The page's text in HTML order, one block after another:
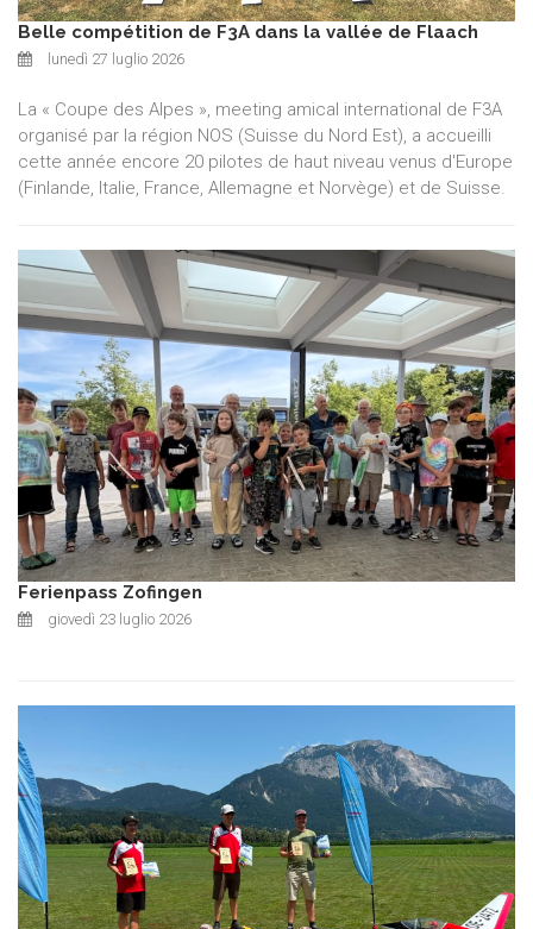
Belle compétition de F3A dans la vallée de Flaach
lunedì 27 luglio 2026
La « Coupe des Alpes », meeting amical international de F3A
organisé par la région NOS (Suisse du Nord Est), a accueilli
cette année encore 20 pilotes de haut niveau venus d'Europe
(Finlande, Italie, France, Allemagne et Norvège) et de Suisse.
Ferienpass Zofingen
giovedì 23 luglio 2026